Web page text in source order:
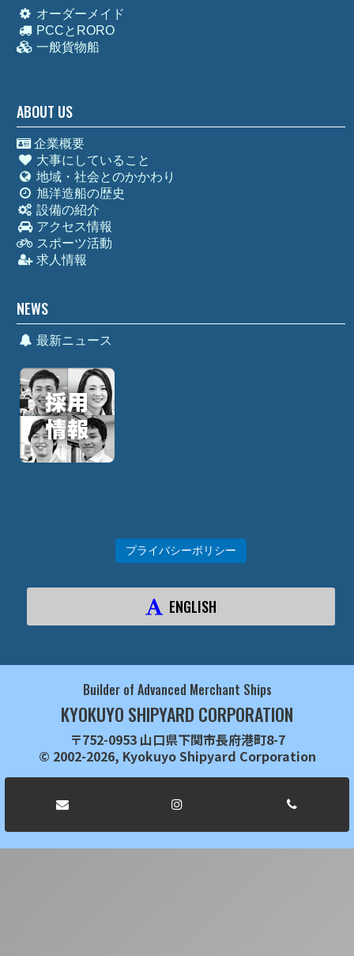
オーダーメイド
PCCとRORO
一般貨物船
ABOUT US
企業概要
大事にしていること
地域・社会とのかかわり
旭洋造船の歴史
設備の紹介
アクセス情報
スポーツ活動
求人情報
NEWS
最新ニュース
プライバシーポリシー
ENGLISH
Builder of Advanced Merchant Ships
KYOKUYO SHIPYARD CORPORATION
〒752-0953 山口県下関市長府港町8-7
© 2002-2026, Kyokuyo Shipyard Corporation